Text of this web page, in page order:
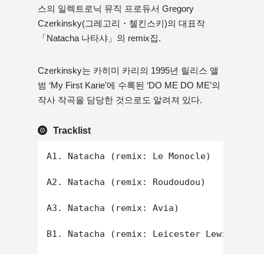
스의 일렉트로닉 뮤직 프로듀서 Gregory
Czerkinsky(그레고리・첼킨스키)의 대표작
「Natacha 나타샤」의 remix집.
Czerkinsky는 카히미 카리의 1995년 릴리스 앨
범 ‘My First Karie’에 수록된 ‘DO ME DO ME’의
작사 작곡을 담당한 것으로도 알려져 있다.
Tracklist
A1. Natacha (remix: Le Monocle)
A2. Natacha (remix: Roudoudou)
A3. Natacha (remix: Avia)
B1. Natacha (remix: Leicester Lewitt)